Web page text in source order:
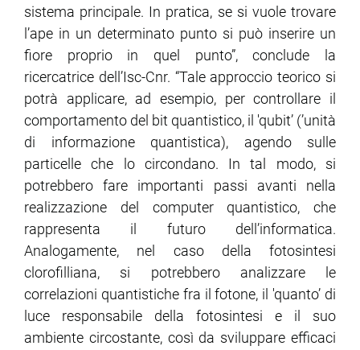
sistema principale. In pratica, se si vuole trovare
l’ape in un determinato punto si può inserire un
fiore proprio in quel punto”, conclude la
ricercatrice dell’Isc-Cnr. “Tale approccio teorico si
potrà applicare, ad esempio, per controllare il
comportamento del bit quantistico, il 'qubit’ (’unità
di informazione quantistica), agendo sulle
particelle che lo circondano. In tal modo, si
potrebbero fare importanti passi avanti nella
realizzazione del computer quantistico, che
rappresenta il futuro dell’informatica.
Analogamente, nel caso della fotosintesi
clorofilliana, si potrebbero analizzare le
correlazioni quantistiche fra il fotone, il 'quanto’ di
luce responsabile della fotosintesi e il suo
ambiente circostante, così da sviluppare efficaci